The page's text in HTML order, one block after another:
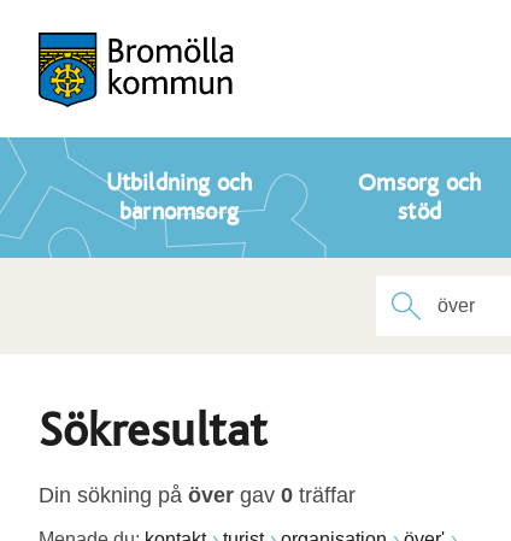
Utbildning och
barnomsorg
Omsorg och
stöd
Sökresultat
Din sökning på över gav 0 träffar